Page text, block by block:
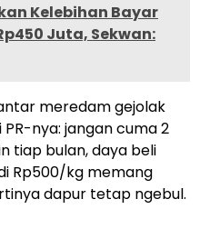
Kelebihan Bayar
Juta, Sekwan:
meredam gejolak
nya: jangan cuma 2
tiap bulan, daya beli
Rp500/kg memang
dapur tetap ngebul.